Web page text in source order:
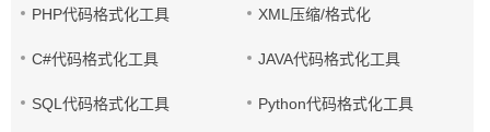
PHP代码格式化工具 XML压缩/格式化
C#代码格式化工具 JAVA代码格式化工具
SQL代码格式化工具 Python代码格式化工具